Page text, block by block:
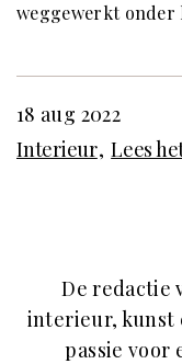
weggewerkt onder
18 aug 2022
Interieur Lees
De redactie
interieur, kunst
passie voor